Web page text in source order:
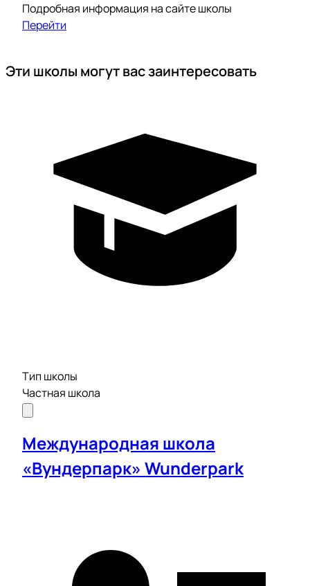
Подробная информация на сайте школы
Перейти
Эти школы могут вас заинтересовать
Тип школы
Частная школа
Международная школа
«Вундерпарк» Wunderpark